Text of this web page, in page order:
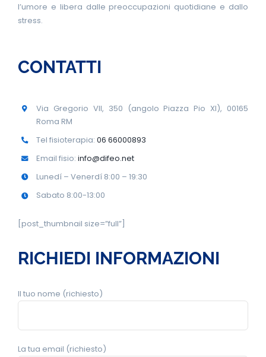
l’umore e libera dalle preoccupazioni quotidiane e dallo
stress.
CONTATTI
Via Gregorio VII, 350 (angolo Piazza Pio XI), 00165
Roma RM
Tel fisioterapia: 06 66000893
Email fisio:info@difeo.net
Lunedí – Venerdí 8:00 – 19:30
Sabato 8:00-13:00
[post_thumbnail size=”full”]
RICHIEDI INFORMAZIONI
Il tuo nome (richiesto)
La tua email (richiesto)